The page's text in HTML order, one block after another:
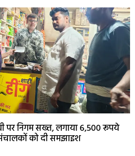
पर निगम सख्त, लगाया 6,500 रूपये
संचालकों को दी समझाइश